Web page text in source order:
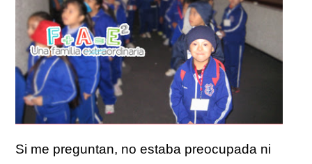
Si me preguntan, no estaba preocupada ni